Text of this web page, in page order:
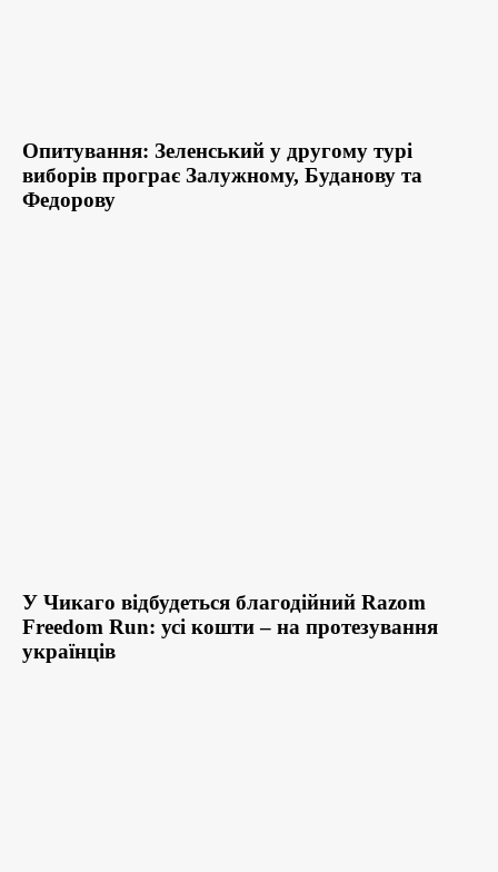
Опитування: Зеленський у другому турі
виборів програє Залужному, Буданову та
Федорову
У Чикаго відбудеться благодійний Razom
Freedom Run: усі кошти – на протезування
українців